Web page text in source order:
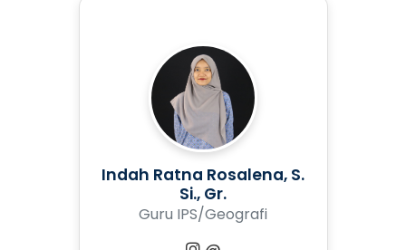
Indah Ratna Rosalena, S.
Si., Gr.
Guru IPS/Geografi